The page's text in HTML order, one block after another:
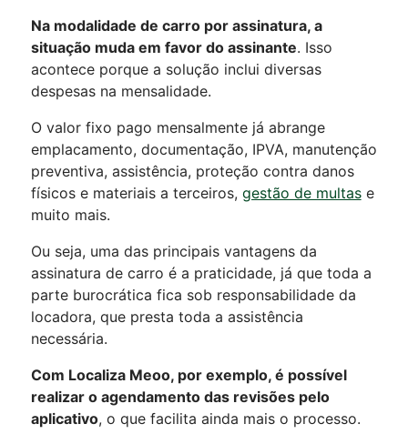
Na modalidade de carro por assinatura, a
situação muda em favor do assinante. Isso
acontece porque a solução inclui diversas
despesas na mensalidade.
O valor fixo pago mensalmente já abrange
emplacamento, documentação, IPVA, manutenção
preventiva, assistência, proteção contra danos
físicos e materiais a terceiros, gestão de multase
muito mais.
Ou seja, uma das principais vantagens da
assinatura de carro é a praticidade, já que toda a
parte burocrática fica sob responsabilidade da
locadora, que presta toda a assistência
necessária.
Com Localiza Meoo, por exemplo, é possível
realizar o agendamento das revisões pelo
aplicativo, o que facilita ainda mais o processo.